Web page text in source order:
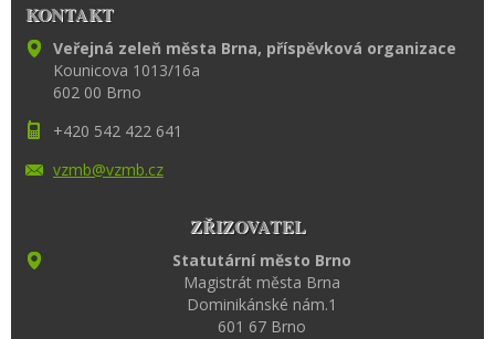
KONTAKT
Veřejná zeleň města Brna, příspěvková organizace
Kounicova 1013/16a
602 00 Brno
+420 542 422 641
vzmb@vzmb.cz
ZŘIZOVATEL
Statutární město Brno
Magistrát města Brna
Dominikánské nám.1
601 67 Brno